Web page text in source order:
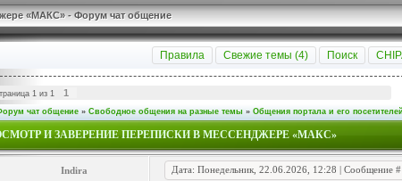
«МАКС» - Форум чат общение
Правила Свежие темы (4) Поиск
1из 1 1
чат общение » Свободное общения на разные темы » Общения портала и его посетителей
И ЗАВЕРЕНИЕ ПЕРЕПИСКИ В МЕССЕНДЖЕРЕ «МАКС»
Indira Дата: Понедельник, 22.06.2026, 12:28 | Сообщение #